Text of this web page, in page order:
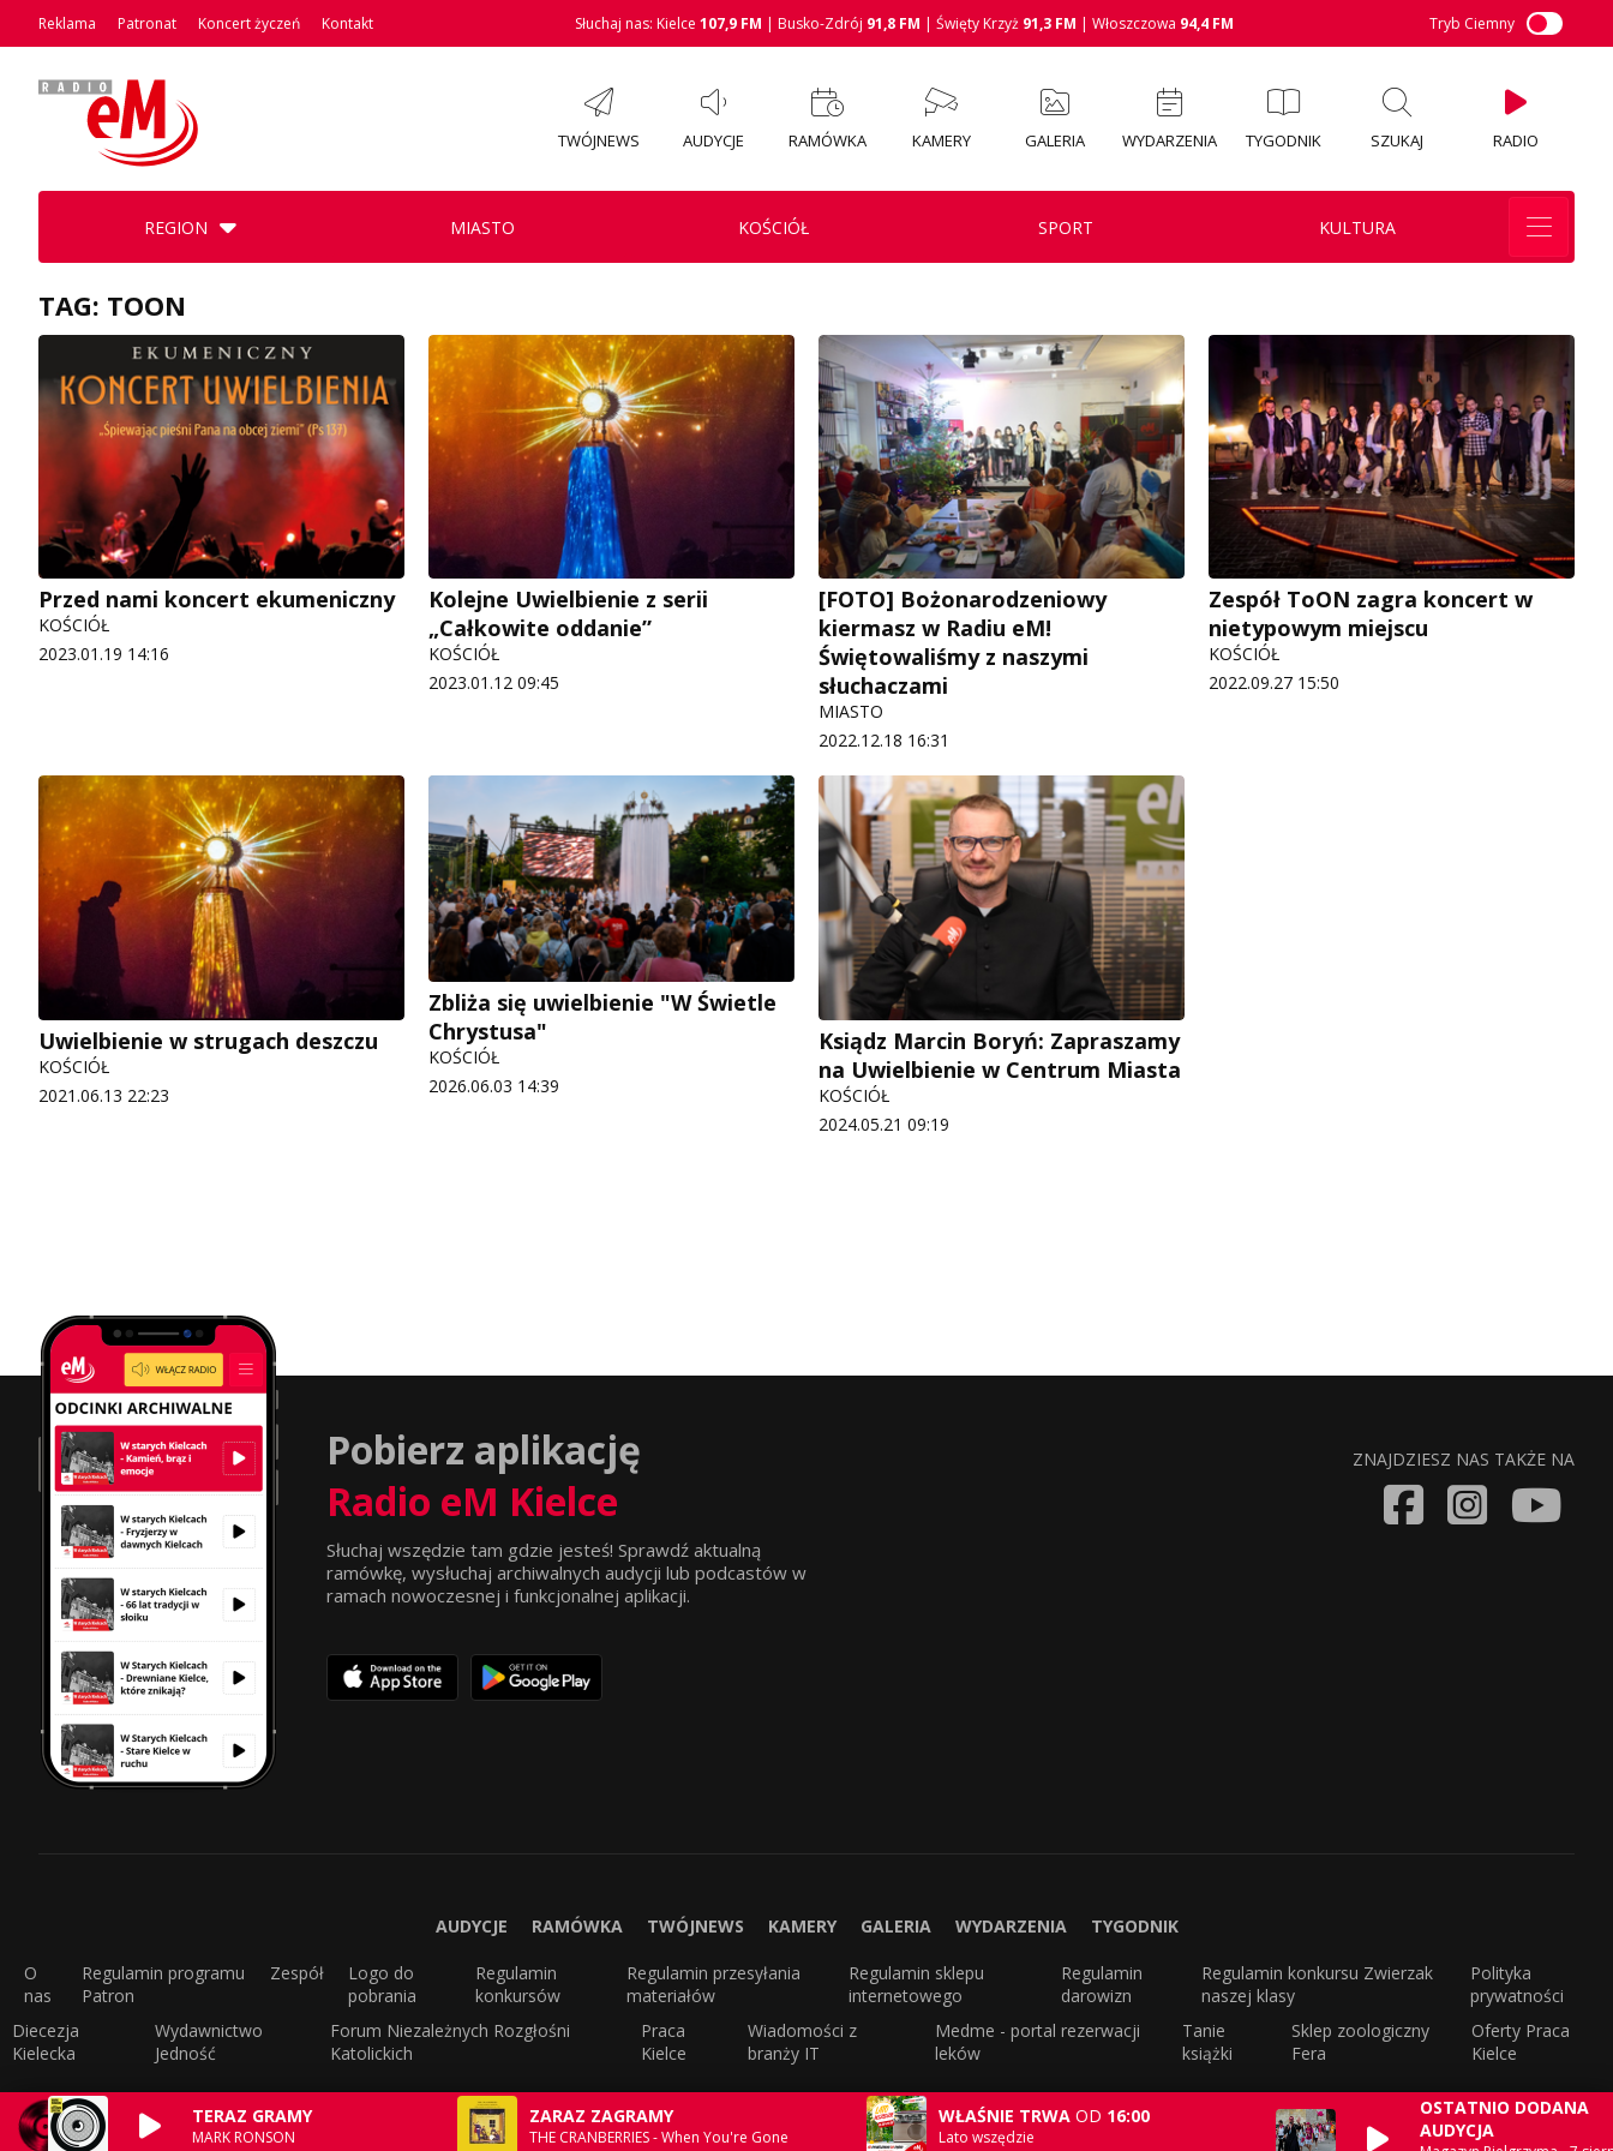
Reklama Patronat Koncert życzeń Kontakt Słuchaj nas: Kielce 107,9 FM | Busko-Zdrój 91,8 FM | Święty Krzyż 91,3 FM | Włoszczowa 94,4 FM Tryb Ciemny
TWÓJNEWS AUDYCJE RAMÓWKA KAMERY GALERIA WYDARZENIA TYGODNIK SZUKAJ RADIO
REGION MIASTO KOŚCIÓŁ SPORT KULTURA
TAG: TOON
Przed nami koncert ekumeniczny
KOŚCIÓŁ
2023.01.19 14:16
Kolejne Uwielbienie z serii
„Całkowite oddanie”
KOŚCIÓŁ
2023.01.12 09:45
[FOTO] Bożonarodzeniowy
kiermasz w Radiu eM!
Świętowaliśmy z naszymi
słuchaczami
MIASTO
2022.12.18 16:31
Zespół ToON zagra koncert w
nietypowym miejscu
KOŚCIÓŁ
2022.09.27 15:50
Uwielbienie w strugach deszczu
KOŚCIÓŁ
2021.06.13 22:23
Zbliża się uwielbienie "W Świetle
Chrystusa"
KOŚCIÓŁ
2026.06.03 14:39
Ksiądz Marcin Boryń: Zapraszamy
na Uwielbienie w Centrum Miasta
KOŚCIÓŁ
2024.05.21 09:19
TERAZ GRAMY
MARK RONSON
ZARAZ ZAGRAMY
THE CRANBERRIES - When You're Gone
WŁAŚNIE TRWA OD 16:00
Lato wszędzie
OSTATNIO DODANA
AUDYCJA
Pobierz aplikację
Radio eM Kielce
Słuchaj wszędzie tam gdzie jesteś! Sprawdź aktualną
ramówkę, wysłuchaj archiwalnych audycji lub podcastów w
ramach nowoczesnej i funkcjonalnej aplikacji.
ZNAJDZIESZ NAS TAKŻE NA
AUDYCJE RAMÓWKA TWÓJNEWS KAMERY GALERIA WYDARZENIA TYGODNIK
O
nas
Regulamin programu
Patron
Zespół
Logo do
pobrania
Regulamin
konkursów
Regulamin przesyłania
materiałów
Regulamin sklepu
internetowego
Regulamin
darowizn
Regulamin konkursu Zwierzak
naszej klasy
Polityka
prywatności
Diecezja
Kielecka
Wydawnictwo
Jedność
Forum Niezależnych Rozgłośni
Katolickich
Praca
Kielce
Wiadomości z
branży IT
Medme - portal rezerwacji
leków
Tanie
książki
Sklep zoologiczny
Fera
Oferty Praca
Kielce